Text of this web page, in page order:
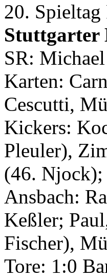
20.
Stuttgarter
SR:
Karten:
Cescutti,
Kickers:
Pleuler),
(46. Njock);
Ansbach:
Keßler;
Fischer),
Tore: 1:0